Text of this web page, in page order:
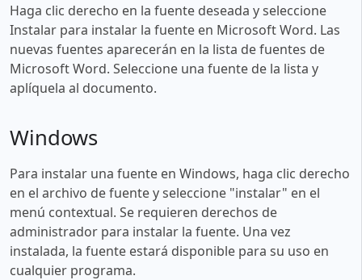
Haga clic derecho en la fuente deseada y seleccione
Instalar para instalar la fuente en Microsoft Word. Las
nuevas fuentes aparecerán en la lista de fuentes de
Microsoft Word. Seleccione una fuente de la lista y
aplíquela al documento.
Windows
Para instalar una fuente en Windows, haga clic derecho
en el archivo de fuente y seleccione "instalar" en el
menú contextual. Se requieren derechos de
administrador para instalar la fuente. Una vez
instalada, la fuente estará disponible para su uso en
cualquier programa.